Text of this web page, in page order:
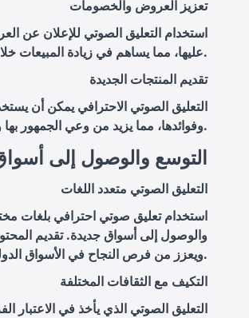
تعزيز العروض والخصومات
استخدام التعليق الصوتي للإعلان عن
عليها، مما يساهم في زيادة المبيعات خلال الفترات الترويجية.
تقديم المنتجات الجديدة
التعليق الصوتي الاحترافي يمكن أن
وفوائدها، مما يزيد من وعي الجمهور بها ويحفزهم على تجربتها.
5. التوسع والوصول إلى
التعليق الصوتي متعدد اللغات
استخدام تعليق صوتي احترافي بلغات
والوصول إلى أسواق جديدة. تقديم
ويعزز من فرص النجاح في الأسواق الدولية.
التكيف مع الثقافات المختلفة
التعليق الصوتي الذي يأخذ في الاعتبار